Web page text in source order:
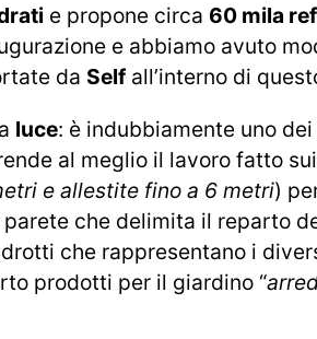
e propone circa 60 mila
e abbiamo avuto
da Selfall’interno di
luce: è indubbiamente uno
al meglio il lavoro fatto
e allestite fino a 6 metri)
parete che delimita il reparto
che rappresentano i
prodotti per il giardino “